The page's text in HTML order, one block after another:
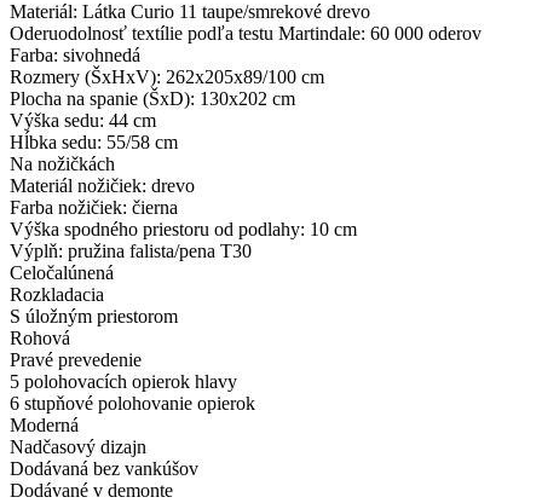
Materiál: Látka Curio 11 taupe/smrekové drevo
Oderuodolnosť textílie podľa testu Martindale: 60 000 oderov
Farba: sivohnedá
Rozmery (ŠxHxV): 262x205x89/100 cm
Plocha na spanie (ŠxD): 130x202 cm
Výška sedu: 44 cm
Hĺbka sedu: 55/58 cm
Na nožičkách
Materiál nožičiek: drevo
Farba nožičiek: čierna
Výška spodného priestoru od podlahy: 10 cm
Výplň: pružina falista/pena T30
Celočalúnená
Rozkladacia
S úložným priestorom
Rohová
Pravé prevedenie
5 polohovacích opierok hlavy
6 stupňové polohovanie opierok
Moderná
Nadčasový dizajn
Dodávaná bez vankúšov
Dodávané v demonte